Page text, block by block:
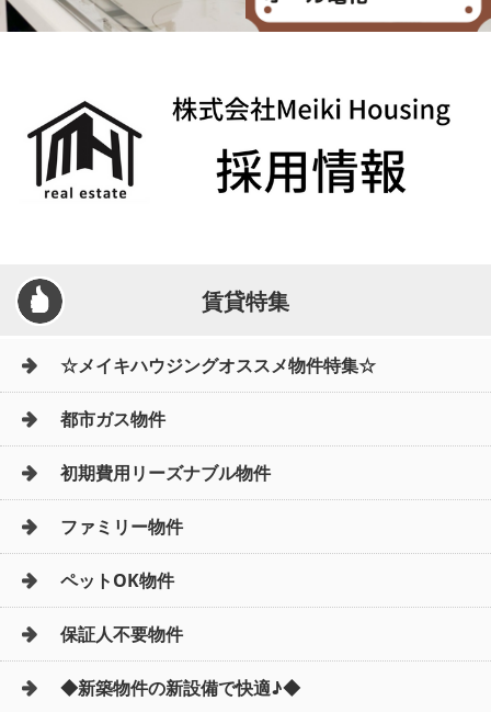
賃貸特集
☆メイキハウジングオススメ物件特集☆
都市ガス物件
初期費用リーズナブル物件
ファミリー物件
ペットOK物件
保証人不要物件
◆新築物件の新設備で快適♪◆